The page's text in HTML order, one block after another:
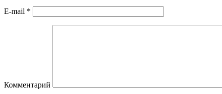
E-mail *
Комментарий